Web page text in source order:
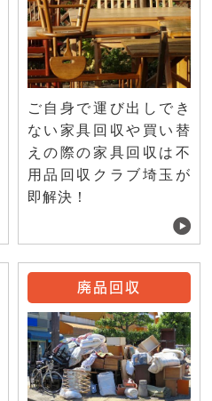
ご自身で運び出しでき
ない家具回収や買い替
えの際の家具回収は不
用品回収クラブ埼玉が
即解決！
廃品回収